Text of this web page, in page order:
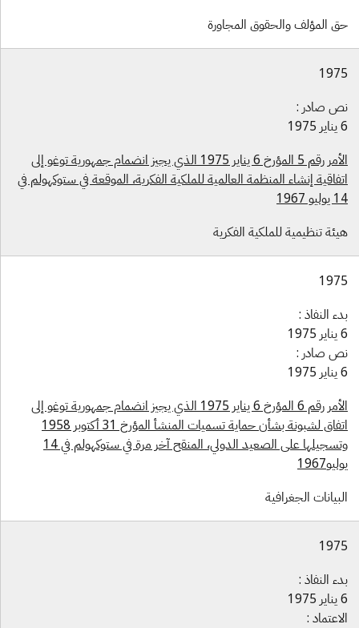
المؤلف والحقوق المجاورة
صادر :
الأمر رقم 5 المؤرخ 6 يناير 1975 الذي يجيز انضمام جمهورية توغو إلى
إنشاء المنظمة العالمية للملكية الفكرية، الموقعة في ستوكهولم في
تنظيمية للملكية الفكرية
النفاذ :
صادر :
الأمر رقم 6 المؤرخ 6 يناير 1975 الذي يجيز انضمام جمهورية توغو إلى
اتفاق لشبونة بشأن حماية تسميات المنشأ المؤرخ 31 أكتوبر 1958
وتسجيلها على الصعيد الدولي، المنقح آخر مرة في ستوكهولم في 14
الجغرافية
النفاذ :
: